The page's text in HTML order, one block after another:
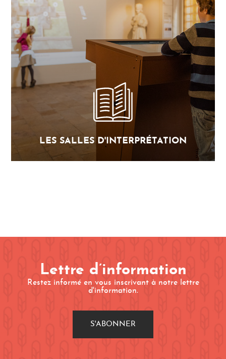
LES SALLES D'INTERPRÉTATION
Lettre d’information
Restez informé en vous inscrivant à notre lettre
d'information.
S'ABONNER